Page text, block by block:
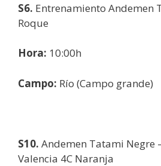
S6. Entrenamiento Andemen
Roque
Hora: 10:00h
Campo: Río (Campo grande)
S10. Andemen Tatami Negre
Valencia 4C Naranja